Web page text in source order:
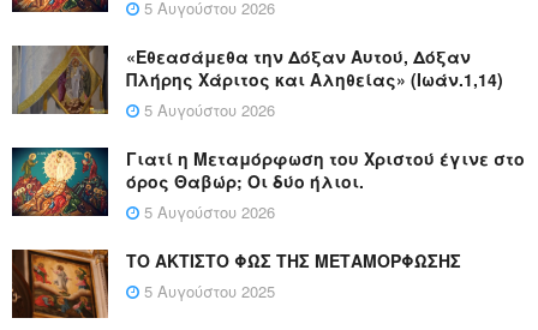
5 Αυγούστου 2026
«Εθεασάμεθα την Δόξαν Αυτού, Δόξαν
Πλήρης Χάριτος και Αληθείας» (Ιωάν.1,14)
5 Αυγούστου 2026
Γιατί η Μεταμόρφωση του Χριστού έγινε στο
όρος Θαβώρ; Οι δύο ήλιοι.
5 Αυγούστου 2026
ΤΟ ΑΚΤΙΣΤΟ ΦΩΣ ΤΗΣ ΜΕΤΑΜΟΡΦΩΣΗΣ
5 Αυγούστου 2025